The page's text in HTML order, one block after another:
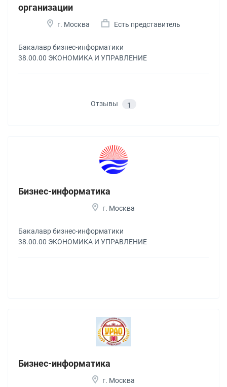
организации
г. Москва Есть представитель
Бакалавр бизнес-информатики
38.00.00 ЭКОНОМИКА И УПРАВЛЕНИЕ
Отзывы 1
Бизнес-информатика
г. Москва
Бакалавр бизнес-информатики
38.00.00 ЭКОНОМИКА И УПРАВЛЕНИЕ
Бизнес-информатика
г. Москва